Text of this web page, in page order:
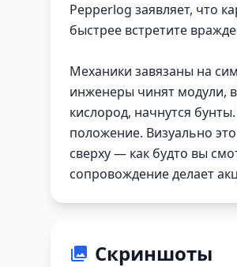
Pepperlog заявляет, что
быстрее встретите
Механики завязаны на
инженеры чинят модули,
кислород, начнутся
положение. Визуально
сверху — как будто вы
сопровождение делает
Скриншоты